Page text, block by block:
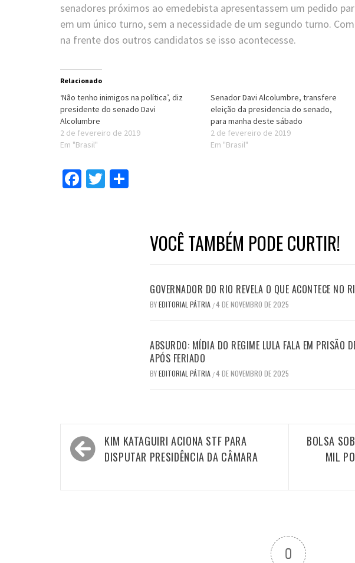
senadores próximos ao emedebista apresentassem um pedido
em um único turno, sem a necessidade de um segundo turno.
na frente dos outros candidatos se isso acontecesse.
Relacionado
‘Não tenho inimigos na política’, diz
presidente do senado Davi
Alcolumbre
2 de fevereiro de 2019
Em "Brasil"
Senador Davi Alcolumbre, transfere
eleição da presidencia do senado,
para manha deste sábado
2 de fevereiro de 2019
Em "Brasil"
Facebook
Twitter
VOCÊ TAMBÉM PODE CURTIR!
GOVERNADOR DO RIO REVELA O QUE ACONTECE NO
BYEDITORIAL PÁTRIA /4 DE NOVEMBRO DE 2025
ABSURDO: MÍDIA DO REGIME LULA FALA EM PRISÃO
APÓS FERIADO
BYEDITORIAL PÁTRIA /4 DE NOVEMBRO DE 2025
Navegação
de
KIM KATAGUIRI ACIONA STF PARA
DISPUTAR PRESIDÊNCIA DA CÂMARA
BOLSA
MIL
0